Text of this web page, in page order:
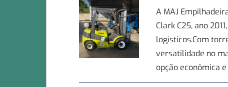
A MAJ
Clark C25, ano
logísticos.Com
versatilidade no
opção econômica